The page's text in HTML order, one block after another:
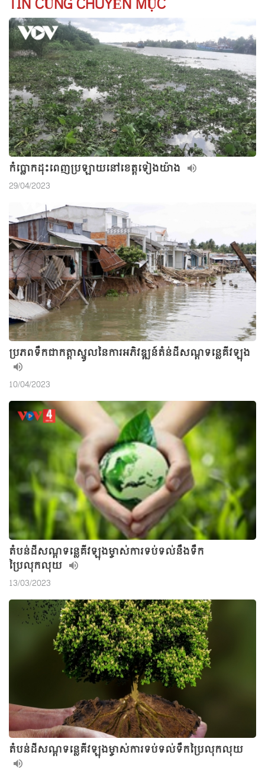
កំប្លោកដុះពេញប្រឡាយនៅខេត្តទៀងយ៉ាង
29/04/2023
ប្រភពទឹកជាកត្តាស្នូលនៃការអភិវឌ្ឍន៍តំន់ដីសណ្តទន្លេគីវឡុង
10/04/2023
តំបន់ដីសណ្តទន្លេគីវឡុងម្ចាស់ការទប់ទល់នឹងទឹក
ប្រៃលុកលុយ
13/03/2023
តំបន់ដីសណ្តទន្លេគីវឡុងម្ចាស់ការទប់ទល់ទឹកប្រៃលុកលុយ